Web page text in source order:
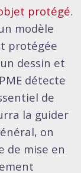
protégé.
modèle
protégée
dessin et
détecte
de
la guider
on
de mise en